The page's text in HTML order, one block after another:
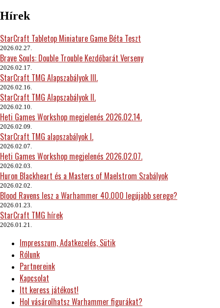
Hírek
StarCraft Tabletop Miniature Game Béta Teszt
2026.02.27.
Brave Souls: Double Trouble Kezdőbarát Verseny
2026.02.17.
StarCraft TMG Alapszabályok III.
2026.02.16.
StarCraft TMG Alapszabályok II.
2026.02.10.
Heti Games Workshop megjelenés 2026.02.14.
2026.02.09.
StarCraft TMG alapszabályok I.
2026.02.07.
Heti Games Workshop megjelenés 2026.02.07.
2026.02.03.
Huron Blackheart és a Masters of Maelstrom Szabályok
2026.02.02.
Blood Ravens lesz a Warhammer 40.000 legújabb serege?
2026.01.23.
StarCraft TMG hírek
2026.01.21.
Impresszum, Adatkezelés, Sütik
Rólunk
Partnereink
Kapcsolat
Itt keress játékost!
Hol vásárolhatsz Warhammer figurákat?